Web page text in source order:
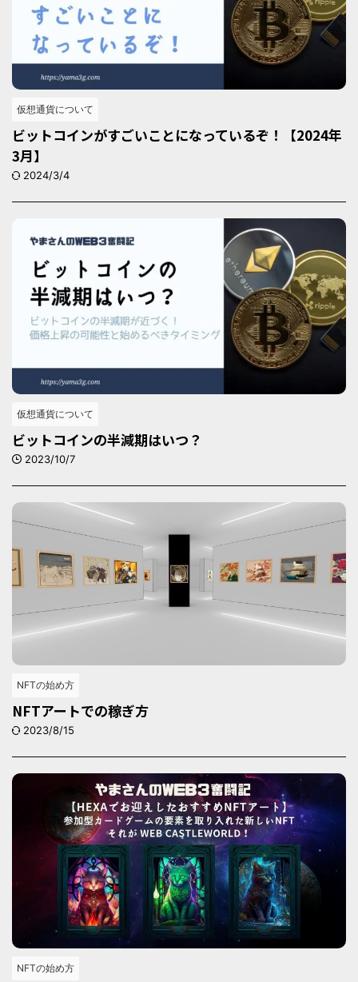
仮想通貨について
ビットコインがすごいことになっているぞ！【2024年
3月】
2024/3/4
仮想通貨について
ビットコインの半減期はいつ？
2023/10/7
NFTの始め方
NFTアートでの稼ぎ方
2023/8/15
NFTの始め方